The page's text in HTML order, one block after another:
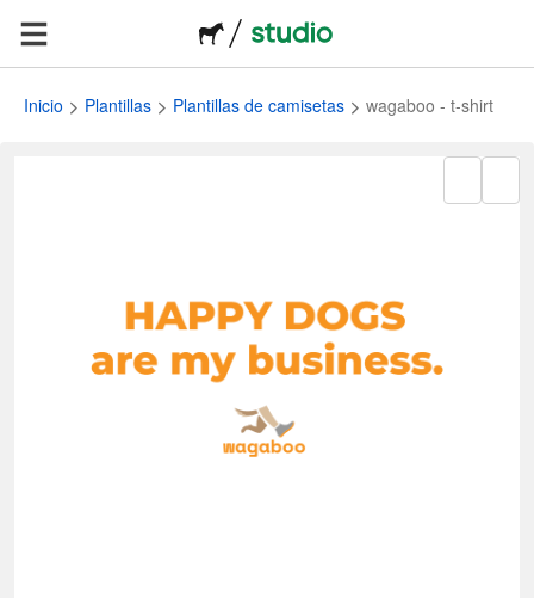
Inicio Plantillas Plantillas de camisetas wagaboo - t-shirt